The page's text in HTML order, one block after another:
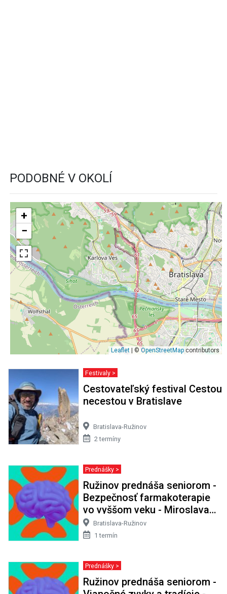
PODOBNÉ V OKOLÍ
+
−
Leaflet | ©OpenStreetMap contributors
Festivaly >
Cestovateľský festival Cestou
necestou v Bratislave
Bratislava-Ružinov
2 termíny
Prednášky >
Ružinov prednáša seniorom -
Bezpečnosť farmakoterapie
vo vyššom veku - Miroslava
Snopková
Bratislava-Ružinov
1 termín
Prednášky >
Ružinov prednáša seniorom -